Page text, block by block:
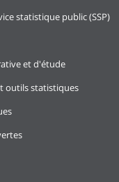
statistique public (SSP)
et d'étude
outils statistiques